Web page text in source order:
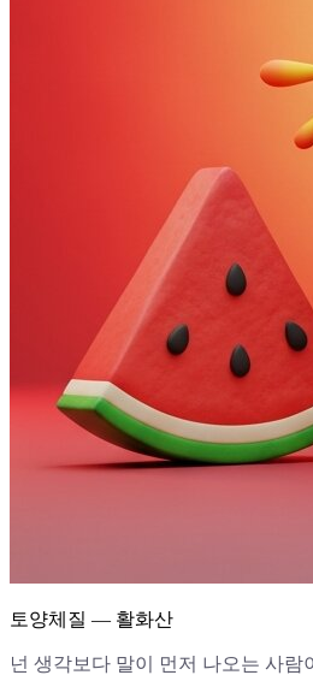
토양체질 — 활화산
넌 생각보다 말이 먼저 나오는 사람